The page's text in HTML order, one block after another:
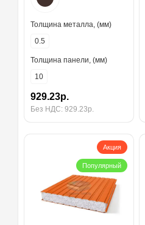
Толщина металла, (мм)
0.5
Толщина панели, (мм)
10
929.23р.
Без НДС: 929.23р.
Акция
Популярный